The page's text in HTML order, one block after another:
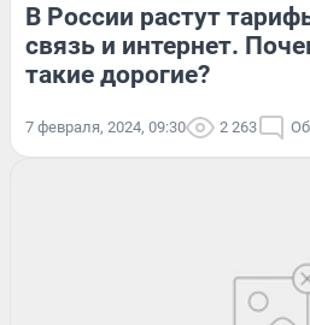
В России растут
связь и интернет.
такие дорогие?
7 февраля, 2024, 09:30 2 263